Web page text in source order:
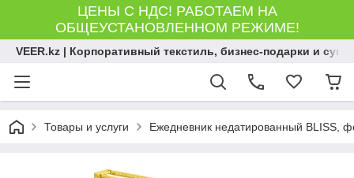
ЦЕНЫ С НДС! РАБОТАЕМ НА
ОБЩЕУСТАНОВЛЕННОМ РЕЖИМЕ!
VEER.kz | Корпоративный текстиль, бизнес-подарки и
Товары и услуги Ежедневник недатированный BLISS,